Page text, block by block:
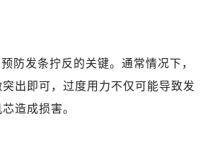
防发条拧反的关键。通常情况下，
出即可，过度用力不仅可能导致发
造成损害。